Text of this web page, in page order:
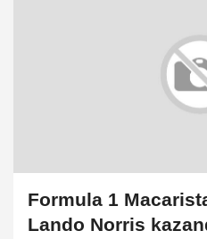
Formula 1
Lando Norris